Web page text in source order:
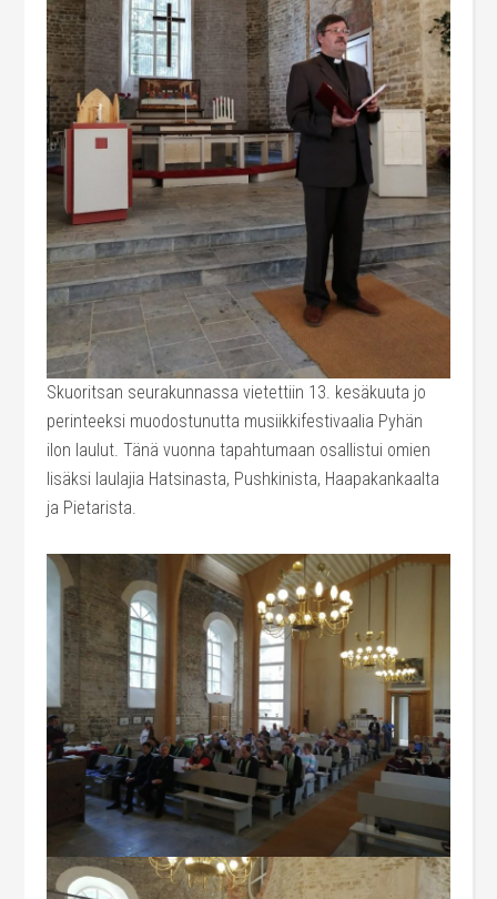
Skuoritsan seurakunnassa vietettiin 13. kesäkuuta jo
perinteeksi muodostunutta musiikkifestivaalia Pyhän
ilon laulut. Tänä vuonna tapahtumaan osallistui omien
lisäksi laulajia Hatsinasta, Pushkinista, Haapakankaalta
ja Pietarista.